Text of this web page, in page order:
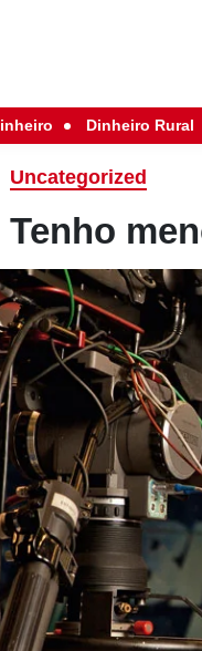
Dinheiro Rural
Uncategorized
Tenho